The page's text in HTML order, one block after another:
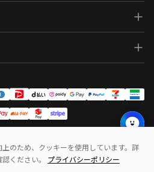
のため、クッキーを使用しています。詳
ください。 プライバシーポリシー
約 ポリシー